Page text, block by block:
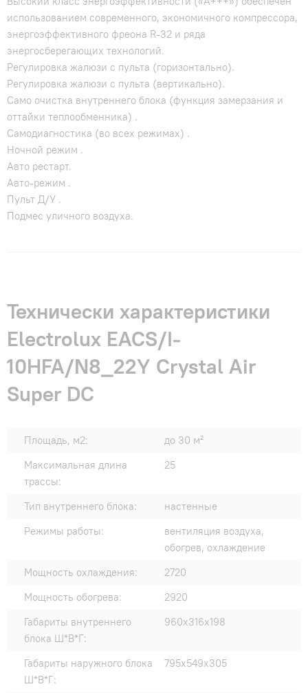
использованием современного, экономичного компрессора,
энергоэффективного фреона R-32 и ряда
энергосберегающих технологий.
Регулировка жалюзи с пульта (горизонтально).
Регулировка жалюзи с пульта (вертикально).
Само очистка внутреннего блока (функция замерзания и
оттайки теплообменника) .
Самодиагностика (во всех режимах) .
Ночной режим .
Авто рестарт.
Авто-режим .
Пульт Д/У .
Подмес уличного воздуха.
Технически характеристики
Electrolux EACS/I-
10HFA/N8_22Y Crystal Air
Super DC
Площадь, м2:
до 30 м²
Максимальная длина
трассы:
25
Тип внутреннего блока:
настенные
Режимы работы:
вентиляция воздуха,
обогрев, охлаждение
Мощность охлаждения:
2720
Мощность обогрева:
2920
Габариты внутреннего
блока Ш*В*Г:
960x316x198
Габариты наружного блока
Ш*В*Г:
795x549x305